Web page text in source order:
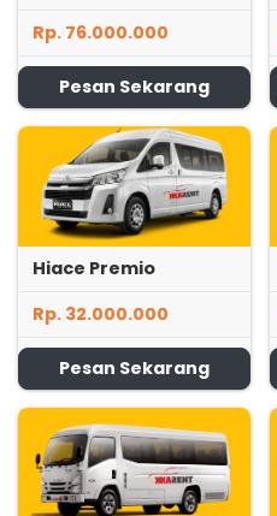
Rp. 76.000.000
Pesan Sekarang
Hiace Premio
Rp. 32.000.000
Pesan Sekarang